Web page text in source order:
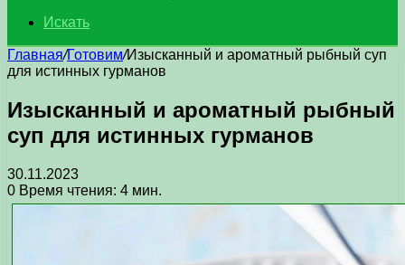
Искать
Главная/Готовим/Изысканный и ароматный рыбный суп
для истинных гурманов
Изысканный и ароматный рыбный
суп для истинных гурманов
30.11.2023
0 Время чтения: 4 мин.